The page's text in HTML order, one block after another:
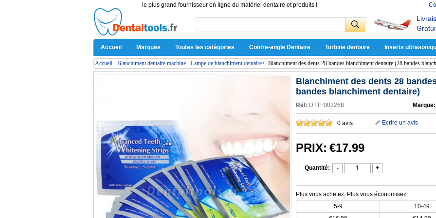
le plus grand fournisseur en ligne du matériel dentaire et produits !
Accueil Marques Toutes les catégories Contre-angle Dentaire Turbine dentaire Inserts
Accueil - Blanchiment dentaire machine - Lampe de blanchiment dentaire> Blanchiment des dents 28 bandes blanchiment dentaire (28 bandes
Blanchiment des dents 28
bandes blanchiment dentaire)
Réf: DTTF002268 Marque:
0 avis Ecrire un avis
PRIX: €17.99
Quantité: - +
Plus vous achetez, Plus vous économisez:
5-9
10-49